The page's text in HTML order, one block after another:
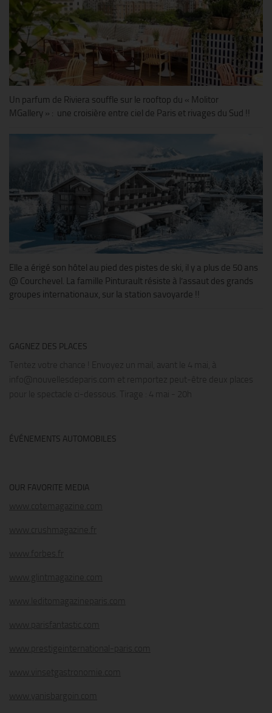
Un parfum de Riviera souffle sur le rooftop du « Molitor
MGallery » : une croisière entre ciel de Paris et rivages du Sud !!
Elle a érigé son hôtel au pied des pistes de ski, il y a plus de 50 ans
@ Courchevel. La famille Pinturault résiste à l’assaut des grands
groupes internationaux, sur la station savoyarde !!
GAGNEZ DES PLACES
Tentez votre chance ! Envoyez un mail, avant le 4 mai, à
info@nouvellesdeparis.com et remportez peut-être deux places
pour le spectacle ci-dessous. Tirage : 4 mai - 20h
ÉVÉNEMENTS AUTOMOBILES
OUR FAVORITE MEDIA
www.cotemagazine.com
www.crushmagazine.fr
www.forbes.fr
www.glintmagazine.com
www.leditomagazineparis.com
www.parisfantastic.com
www.prestigeinternational-paris.com
www.vinsetgastronomie.com
www.yanisbargoin.com